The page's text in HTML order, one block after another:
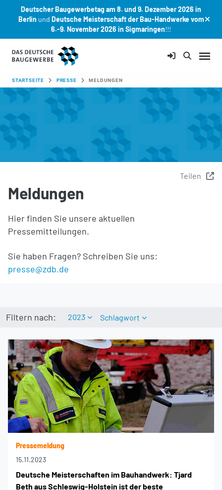
Deutscher Baugewerbetag am 8. und 9. Dezember 2026 in
Berlin und Deutsche Meisterschaft der Bau-Handwerke vom
6.-9. November 2026 in Sigmaringen!!!
Zum Hauptinhalt springen
SIE SIND HIER:
STARTSEITE PRESSE MELDUNGEN
Teilen
Meldungen
Hier finden Sie unsere aktuellen
Pressemitteilungen.
Sie haben Fragen? Schreiben Sie uns:
presse@zdb.de
Filtern nach: 2023 Schlagwort
Pressemeldung
15.11.2023
Deutsche Meisterschaften im Bauhandwerk: Tjard
Beth aus Schleswig-Holstein ist der beste